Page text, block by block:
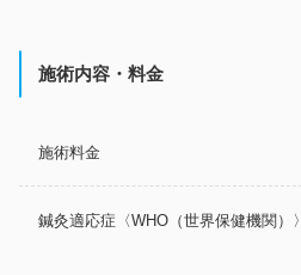
施術内容・料金
施術料金
鍼灸適応症〈WHO（世界保健機関）〉